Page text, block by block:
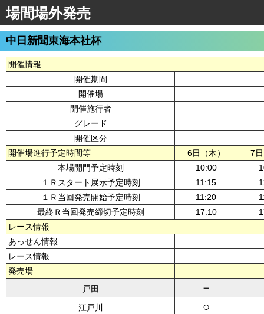
場間場外発売
中日新聞東海本社杯
開催情報
開催期間
開催場
開催施行者
グレード
開催区分
開催場進行予定時間等
6日（木）
7
本場開門予定時刻
10:00
１Ｒスタート展示予定時刻
11:15
１Ｒ当回発売開始予定時刻
11:20
最終Ｒ当回発売締切予定時刻
17:10
レース情報
あっせん情報
レース情報
発売場
戸田
－
江戸川 ○